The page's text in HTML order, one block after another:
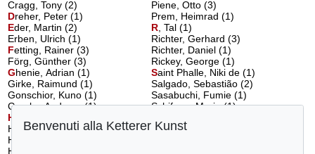
Cragg, Tony (2)
Dreher, Peter(1)
Eder, Martin(2)
Erben, Ulrich (1)
Fetting, Rainer(3)
Förg, Günther (3)
Ghenie, Adrian(1)
Girke, Raimund (1)
Gonschior, Kuno (1)
Gursky, Andreas (1)
H
Hauser, Erich (2)
Piene, Otto (3)
Prem, Heimrad (1)
R , Tal(1)
Richter, Gerhard (3)
Richter, Daniel (1)
Rickey, George (1)
Saint Phalle, Niki de(1)
Salgado, Sebastião (2)
Sasabuchi, Fumie (1)
Schifano, Mario (1)
Benvenuti alla Ketterer Kunst